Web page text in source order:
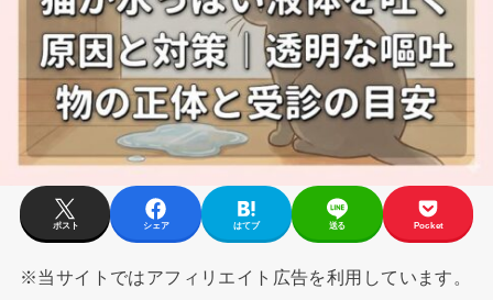
ポスト シェア はてブ 送る Pocket
※当サイトではアフィリエイト広告を利用しています。